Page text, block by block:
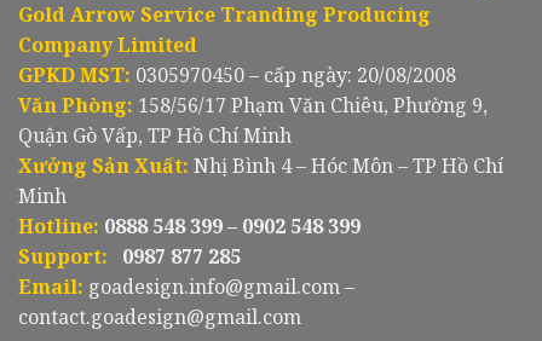
Gold Arrow Service Tranding Producing
Company Limited
GPKD MST: 0305970450 – cấp ngày: 20/08/2008
Văn Phòng: 158/56/17 Phạm Văn Chiêu, Phường 9,
Quận Gò Vấp, TP Hồ Chí Minh
Xưởng Sản Xuất: Nhị Bình 4 – Hóc Môn – TP Hồ Chí
Minh
Hotline: 0888 548 399 – 0902 548 399
Support:
0987 877 285
Email: goadesign.info@gmail.com –
contact.goadesign@gmail.com